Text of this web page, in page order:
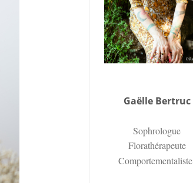
Gaëlle Bertruc
Sophrologue
Florathérapeute
Comportementaliste